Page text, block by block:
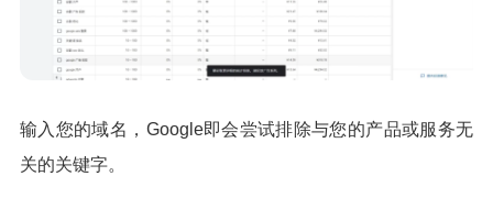
输入您的域名，Google即会尝试排除与您的产品或服务无
关的关键字。